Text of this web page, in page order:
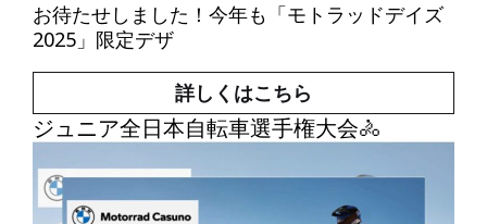
お待たせしました！今年も「モトラッドデイズ
2025」限定デザ
詳しくはこちら
ジュニア全日本自転車選手権大会🚴